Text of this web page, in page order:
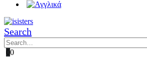
Search
00